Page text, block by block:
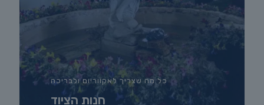
כל מה שצריך לאקווריום ולבריכה
חנות הציוד